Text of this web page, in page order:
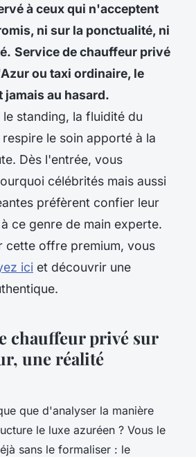
à ceux qui n'acceptent
ni sur la ponctualité, ni
Service de chauffeur privé
ou taxi ordinaire, le
jamais au hasard.
standing, la fluidité du
le soin apporté à la
Dès l'entrée, vous
célébrités mais aussi
préfèrent confier leur
ce genre de main experte.
cette offre premium, vous
ici et découvrir une
chauffeur privé sur
une réalité
que d'analyser la manière
le luxe azuréen ? Vous le
sans le formaliser : le